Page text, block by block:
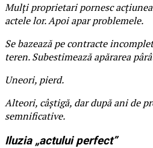
Mulți proprietari pornesc
actele lor. Apoi apar problemele.
Se bazează pe contracte
teren. Subestimează apărarea
Uneori, pierd.
Alteori, câștigă, dar după ani de
semnificative.
Iluzia „actului perfect”